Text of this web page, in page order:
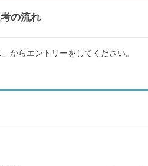
の流れ
からエントリーをしてください。